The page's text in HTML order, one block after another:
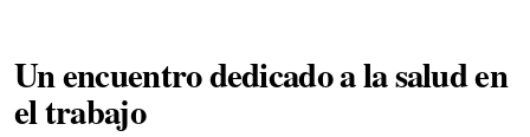
Un encuentro dedicado a la salud en
el trabajo